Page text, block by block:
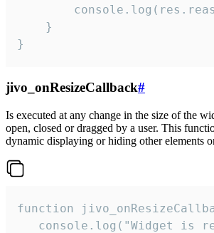
    }
}
jivo_onResizeCallback#
Is executed at any change in the size of the
open, closed or dragged by a user. This
dynamic displaying or hiding other elements
function
console.log("Widget is